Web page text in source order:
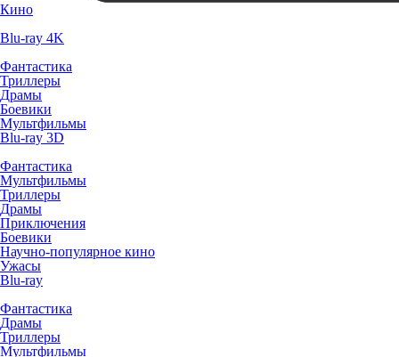
Кино
Blu-ray 4K
Фантастика
Триллеры
Драмы
Боевики
Мультфильмы
Blu-ray 3D
Фантастика
Мультфильмы
Триллеры
Драмы
Приключения
Боевики
Научно-популярное кино
Ужасы
Blu-ray
Фантастика
Драмы
Триллеры
Мультфильмы